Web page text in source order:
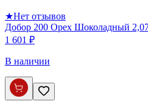
★Нет отзывов
Добор 200 Орех Шоколадный
1 601 ₽
В наличии